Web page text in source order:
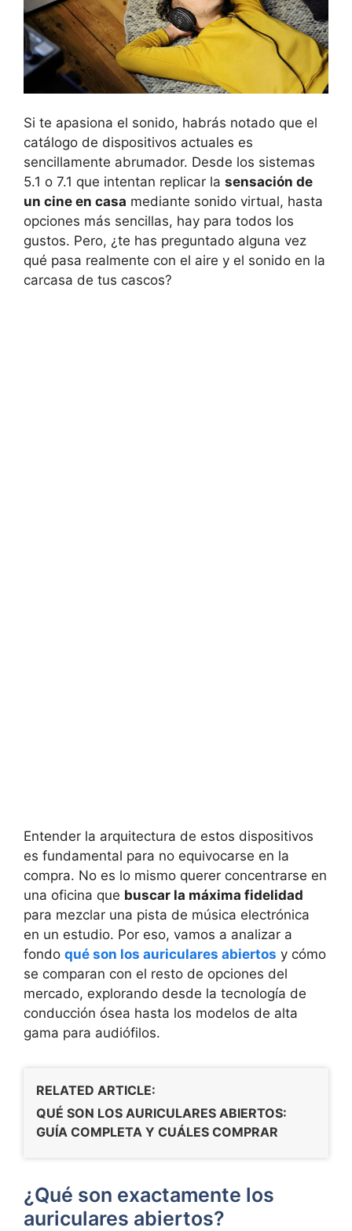
Si te apasiona el sonido, habrás notado que el
catálogo de dispositivos actuales es
sencillamente abrumador. Desde los sistemas
5.1 o 7.1 que intentan replicar la sensación de
un cine en casa mediante sonido virtual, hasta
opciones más sencillas, hay para todos los
gustos. Pero, ¿te has preguntado alguna vez
qué pasa realmente con el aire y el sonido en la
carcasa de tus cascos?
Entender la arquitectura de estos dispositivos
es fundamental para no equivocarse en la
compra. No es lo mismo querer concentrarse en
una oficina que buscar la máxima fidelidad
para mezclar una pista de música electrónica
en un estudio. Por eso, vamos a analizar a
fondo qué son los auriculares abiertos y cómo
se comparan con el resto de opciones del
mercado, explorando desde la tecnología de
conducción ósea hasta los modelos de alta
gama para audiófilos.
RELATED ARTICLE:
QUÉ SON LOS AURICULARES ABIERTOS:
GUÍA COMPLETA Y CUÁLES COMPRAR
¿Qué son exactamente los
auriculares abiertos?